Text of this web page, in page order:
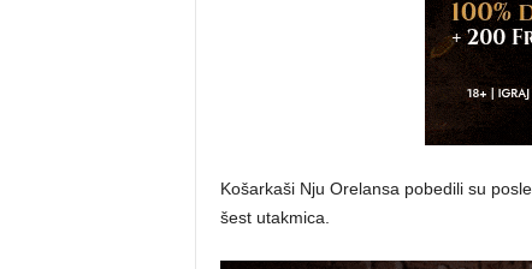
Košarkaši Nju Orelansa pobedili su
šest utakmica.